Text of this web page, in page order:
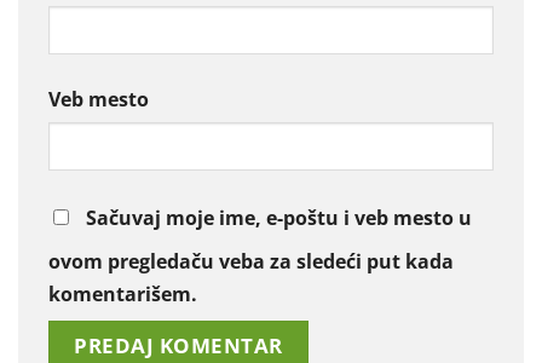
Veb mesto
Sačuvaj moje ime, e-poštu i veb mesto u
ovom pregledaču veba za sledeći put kada
komentarišem.